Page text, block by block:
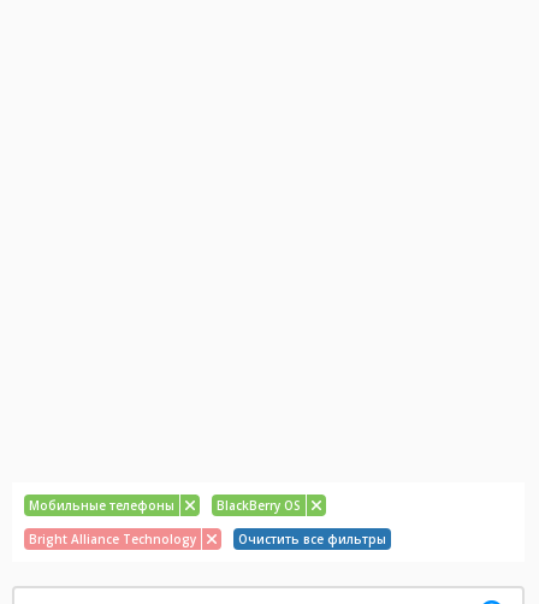
Мобильные телефоны
BlackBerry OS
Bright Alliance Technology
Очистить все фильтры